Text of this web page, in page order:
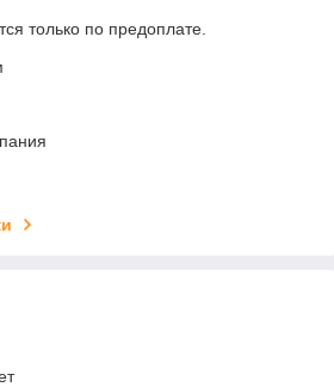
только по предоплате.